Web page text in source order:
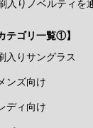
入りノベルティを
テゴリ一覧①】
入りサングラス
ンズ向け
ディ向け